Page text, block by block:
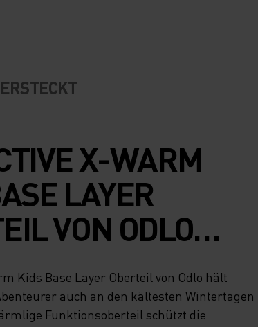
X-WARM
LAYER
VON ODLO
OUTDOOR-
AUCH AN
Kids Base Layer Oberteil von Odlo hält
auch an den kältesten Wintertagen
Funktionsoberteil schützt die